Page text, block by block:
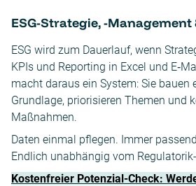
ESG-Strategie, -
ESG wird zum Dauerlauf, wenn
KPIs und Reporting in Excel und
macht daraus ein System: Sie bauen
Grundlage, priorisieren Themen und
Maßnahmen.
Daten einmal pflegen. Immer
Endlich unabhängig vom
Kostenfreier Potenzial-Check: